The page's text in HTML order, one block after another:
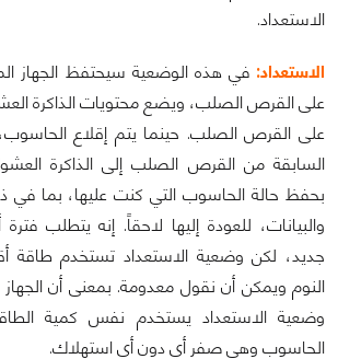
الاستعداد.
الاستعداد: في هذه الوضعية سيحتفظ الجهاز
على القرص الصلب، ويضع محتويات الذاكرة
على القرص الصلب. حينما يتم إقلاع
السابقة من القرص الصلب إلى الذاكرة
بحفظ حالة الحاسوب التي كنت عليها، بما في
والبيانات، للعودة إليها لاحقاً. إنه يتطلب
جديد، لكن وضعية الاستعداد تستخدم طاقة
النوم ويمكن أن نقول معدومة. بمعنى أن
وضعية الاستعداد يستخدم نفس كمية
الحاسوب وهي صفر أي دون أي استهلاك.